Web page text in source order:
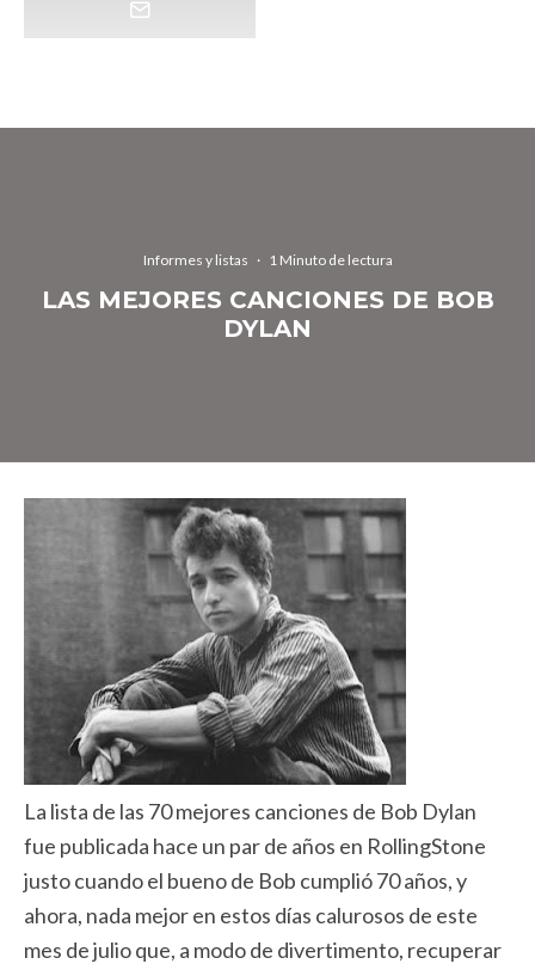
Informes y listas · 1 Minuto de lectura
LAS MEJORES CANCIONES DE BOB
DYLAN
La lista de las 70 mejores canciones de Bob Dylan
fue publicada hace un par de años en RollingStone
justo cuando el bueno de Bob cumplió 70 años, y
ahora, nada mejor en estos días calurosos de este
mes de julio que, a modo de divertimento, recuperar